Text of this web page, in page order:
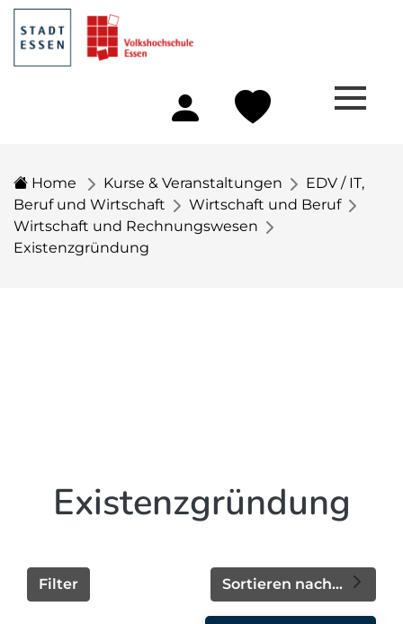
Home Kurse & Veranstaltungen
EDV / IT,
Beruf und Wirtschaft
Wirtschaft und Beruf
Wirtschaft und Rechnungswesen
Existenzgründung
Existenzgründung
Sortieren nach...
Filter